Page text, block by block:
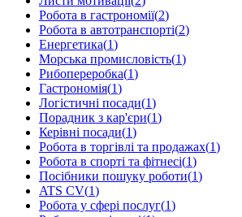
Робота в гастрономії(2)
Робота в автотранспорті(2)
Енергетика(1)
Морська промисловість(1)
Рибопереробка(1)
Гастрономія(1)
Логістичні посади(1)
Порадник з кар'єри(1)
Керівні посади(1)
Робота в торгівлі та продажах(1)
Робота в спорті та фітнесі(1)
Посібники пошуку роботи(1)
ATS CV(1)
Робота у сфері послуг(1)